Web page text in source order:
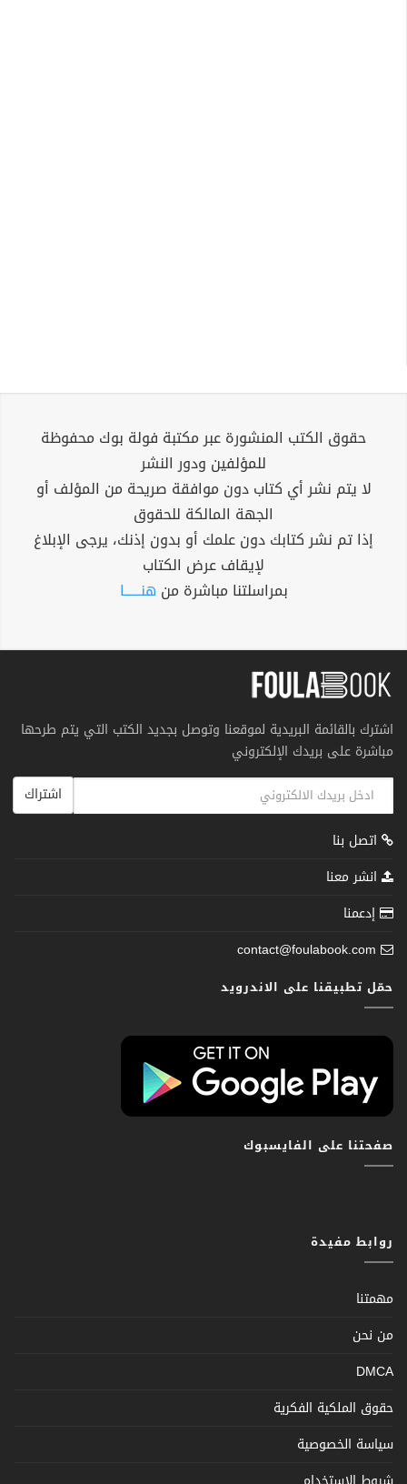
حقوق الكتب المنشورة عبر مكتبة فولة بوك محفوظة
للمؤلفين ودور النشر
لا يتم نشر أي كتاب دون موافقة صريحة من المؤلف أو
الجهة المالكة للحقوق
إذا تم نشر كتابك دون علمك أو بدون إذنك، يرجى الإبلاغ
لإيقاف عرض الكتاب
بمراسلتنا مباشرة من هنــــــا
اشترك بالقائمة البريدية لموقعنا وتوصل بجديد الكتب التي يتم طرحها
مباشرة على بريدك الإلكتروني
اشتراك
اتصل بنا
انشر معنا
إدعمنا
contact@foulabook.com
حمّل تطبيقنا على الاندرويد
صفحتنا على الفايسبوك
روابط مفيدة
مهمتنا
من نحن
DMCA
حقوق الملكية الفكرية
سياسة الخصوصية